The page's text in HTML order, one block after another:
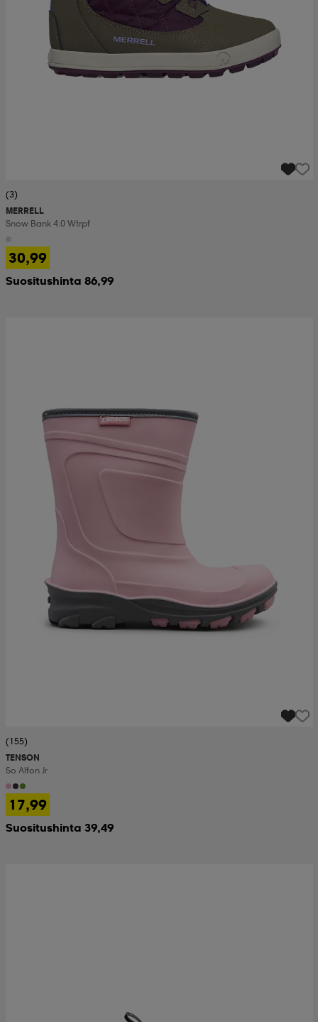
(3)
MERRELL
Snow Bank 4.0 Wtrpf
30,99
Suositushinta 86,99
(155)
TENSON
So Alfon Jr
17,99
Suositushinta 39,49